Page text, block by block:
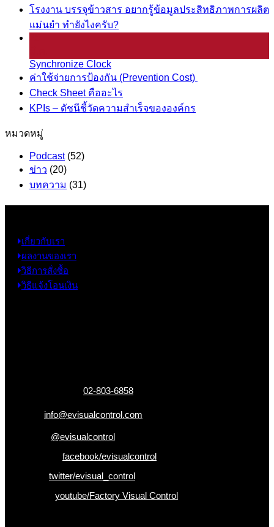
โรงงาน บรรจุข้าวสาร อยากรู้ข้อมูลประสิทธิภาพการผลิต
แม่นยำ ทำยังไงครับ?
Synchronize Clock
ค่าใช้จ่ายการป้องกัน (Prevention Cost)
Check Sheet คืออะไร
KPIs – ดัชนีชี้วัดความสำเร็จขององค์กร
หมวดหมู่
Podcast(52)
ข่าว (20)
บทความ (31)
เกี่ยวกับเรา
ผลงานของเรา
วิธีการสั่งซื้อ
วิธีแจ้งโอนเงิน
02-803-6858
info@evisualcontrol.com
@evisualcontrol
facebook/evisualcontrol
twitter/evisual_control
youtube/Factory Visual Control